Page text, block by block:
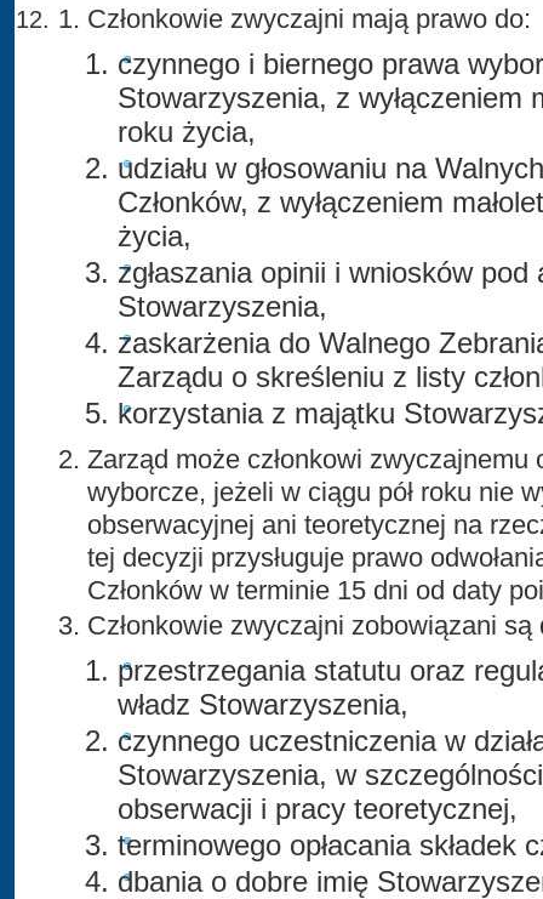
Członkowie zwyczajni mają prawo do:
czynnego i biernego prawa
Stowarzyszenia, z wyłączeniem
roku życia,
udziału w głosowaniu na
Członków, z wyłączeniem
życia,
zgłaszania opinii i wniosków pod
Stowarzyszenia,
zaskarżenia do Walnego
Zarządu o skreśleniu z listy
korzystania z majątku
Zarząd może członkowi zwyczajnemu
wyborcze, jeżeli w ciągu pół roku nie
obserwacyjnej ani teoretycznej na
tej decyzji przysługuje prawo
Członków w terminie 15 dni od daty
Członkowie zwyczajni zobowiązani są
przestrzegania statutu oraz
władz Stowarzyszenia,
czynnego uczestniczenia w
Stowarzyszenia, w
obserwacji i pracy teoretycznej,
terminowego opłacania składek
dbania o dobre imię